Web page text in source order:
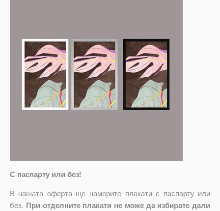
С паспарту или без!
В нашата оферта ще намерите плакати с паспарту или
без. При отделните плакати не може да избирате дали